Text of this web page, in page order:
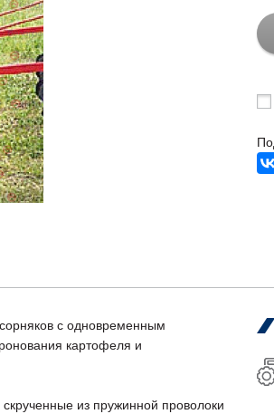
с одновременным
картофеля и
из пружинной проволоки